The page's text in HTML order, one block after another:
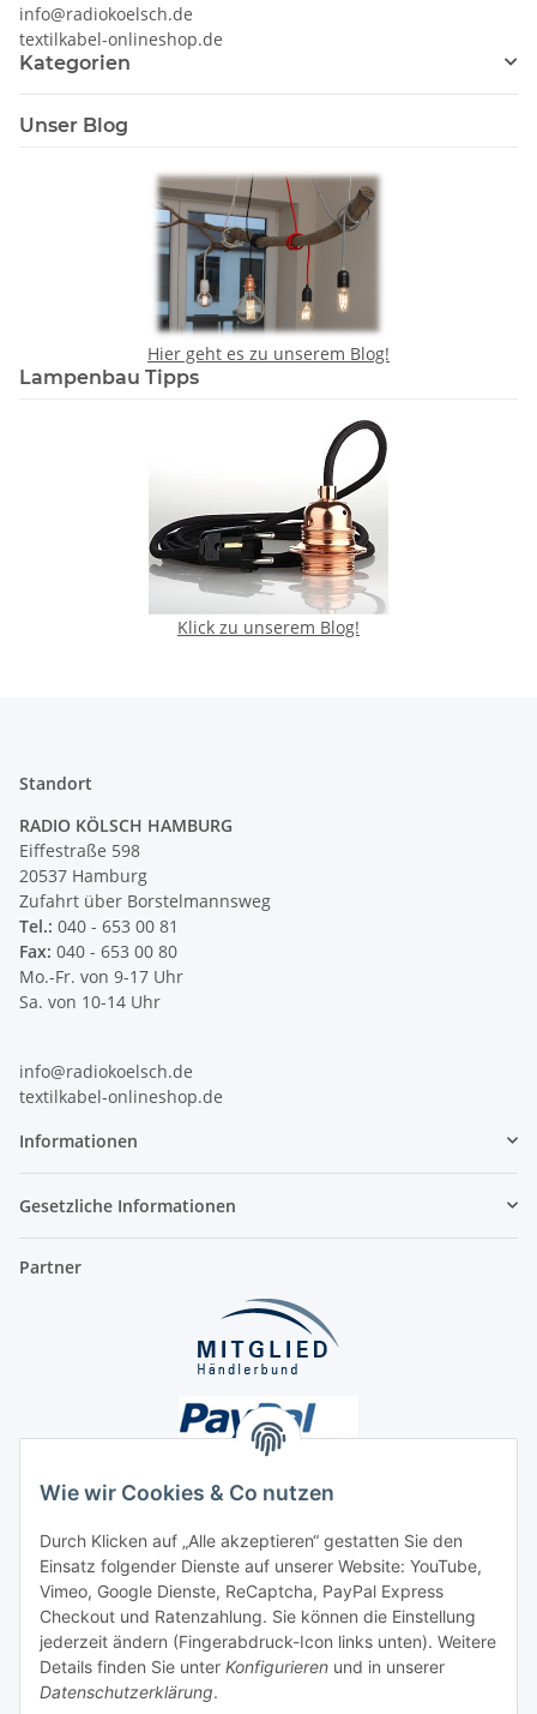
Wie wir Cookies & Co nutzen
Durch Klicken auf „Alle akzeptieren“ gestatten Sie den
Einsatz folgender Dienste auf unserer Website: YouTube,
Vimeo, Google Dienste, ReCaptcha, PayPal Express
Checkout und Ratenzahlung. Sie können die Einstellung
jederzeit ändern (Fingerabdruck-Icon links unten). Weitere
Details finden Sie unter Konfigurieren und in unserer
Datenschutzerklärung.
info@radiokoelsch.de
textilkabel-onlineshop.de
Kategorien
Unser Blog
Hier geht es zu unserem Blog!
Lampenbau Tipps
Klick zu unserem Blog!
Standort
RADIO KÖLSCH HAMBURG
Eiffestraße 598
20537 Hamburg
Zufahrt über Borstelmannsweg
Tel.: 040 - 653 00 81
Fax: 040 - 653 00 80
Mo.-Fr. von 9-17 Uhr
Sa. von 10-14 Uhr
info@radiokoelsch.de
textilkabel-onlineshop.de
Informationen
Gesetzliche Informationen
Partner
Unsere Seiten
Social Media